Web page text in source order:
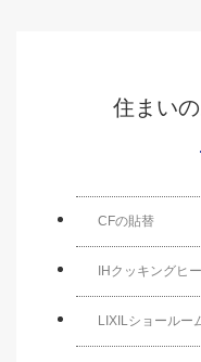
住まい
CFの貼替
IHクッキングヒ
LIXILショールー